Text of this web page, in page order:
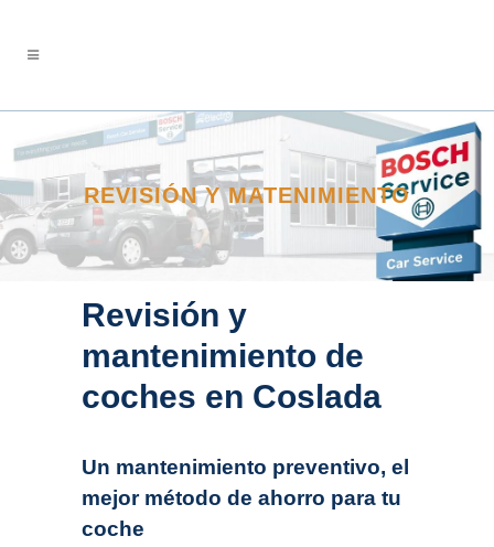
REVISIÓN Y MATENIMIENTO
Revisión y
mantenimiento de
coches en Coslada
Un mantenimiento preventivo, el
mejor método de ahorro para tu
coche